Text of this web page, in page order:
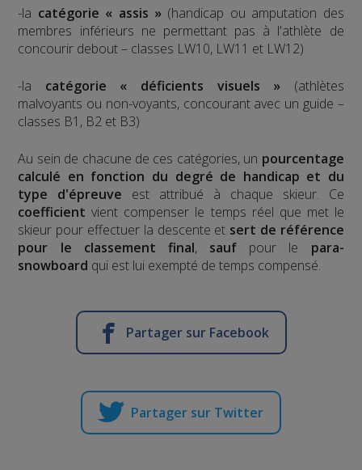
-la catégorie « assis » (handicap ou amputation des
membres inférieurs ne permettant pas à l'athlète de
concourir debout – classes LW10, LW11 et LW12)
-la catégorie « déficients visuels » (athlètes
malvoyants ou non-voyants, concourant avec un guide –
classes B1, B2 et B3)
Au sein de chacune de ces catégories, un pourcentage
calculé en fonction du degré de handicap et du
type d'épreuve est attribué à chaque skieur. Ce
coefficient vient compenser le temps réel que met le
skieur pour effectuer la descente et sert de référence
pour le classement final, sauf pour le para-
snowboard qui est lui exempté de temps compensé.
Partager sur Facebook
Partager sur Twitter